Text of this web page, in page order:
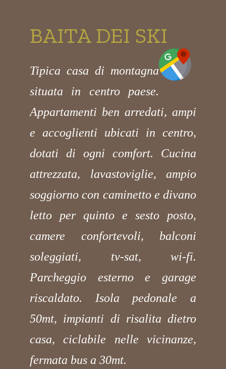
BAITA DEI SKI
Tipica casa di montagna
situata in centro paese.
Appartamenti ben arredati, ampi
e accoglienti ubicati in centro,
dotati di ogni comfort. Cucina
attrezzata, lavastoviglie, ampio
soggiorno con caminetto e divano
letto per quinto e sesto posto,
camere confortevoli, balconi
soleggiati, tv-sat, wi-fi.
Parcheggio esterno e garage
riscaldato. Isola pedonale a
50mt, impianti di risalita dietro
casa, ciclabile nelle vicinanze,
fermata bus a 30mt.